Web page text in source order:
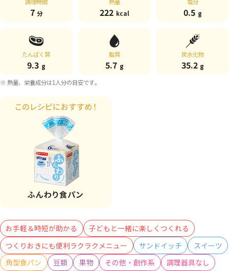
調理時間
7 分
熱量
222 kcal
塩分
0.5 g
たんぱく質
9.3 g
脂質
5.7 g
炭水化物
35.2 g
※ 熱量、栄養成分は1人分の目安です。
お手軽＆時短が助かる
子どもと一緒に楽しくつくれる
つくりおきにも便利ラクラクメニュー
サンドイッチ
スイーツ
角型食パン
豆類 果物 その他・創作系
調理器具なし